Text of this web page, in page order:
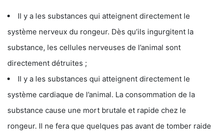
Il y a les substances qui atteignent directement le
système nerveux du rongeur. Dès qu’ils ingurgitent la
substance, les cellules nerveuses de l’animal sont
directement détruites ;
Il y a les substances qui atteignent directement le
système cardiaque de l’animal. La consommation de la
substance cause une mort brutale et rapide chez le
rongeur. Il ne fera que quelques pas avant de tomber raide